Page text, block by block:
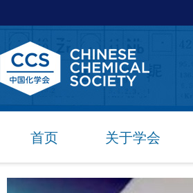
首页 关于学会